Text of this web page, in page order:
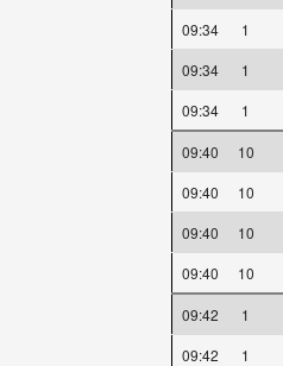
09:34
1
09:34
1
09:34
1
09:40 10
09:40
10
09:40
10
09:40
10
09:42 1
09:42
1